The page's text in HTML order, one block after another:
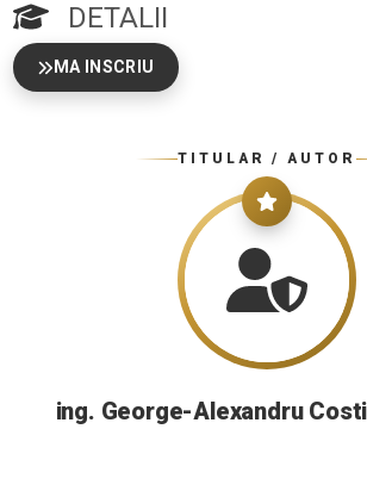
DETALII
MA INSCRIU
TITULAR / AUTOR
ing. George-Alexandru